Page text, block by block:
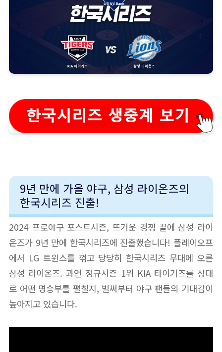
9년 만에 가을 야구, 삼성 라이온즈의
한국시리즈 진출!
2024 프로야구 포스트시즌, 뜨거운 경쟁 끝에 삼성 라이
온즈가 9년 만에 한국시리즈에 진출했습니다! 플레이오프
에서 LG 트윈스를 꺾고 당당히 한국시리즈 무대에 오른
삼성 라이온즈. 과연 정규시즌 1위 KIA 타이거즈를 상대
로 어떤 명승부를 펼칠지, 벌써부터 야구 팬들의 기대감이
높아지고 있습니다.